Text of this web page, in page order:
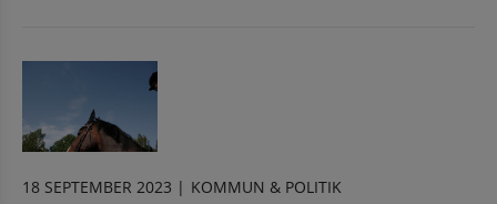
18 SEPTEMBER 2023 | KOMMUN & POLITIK